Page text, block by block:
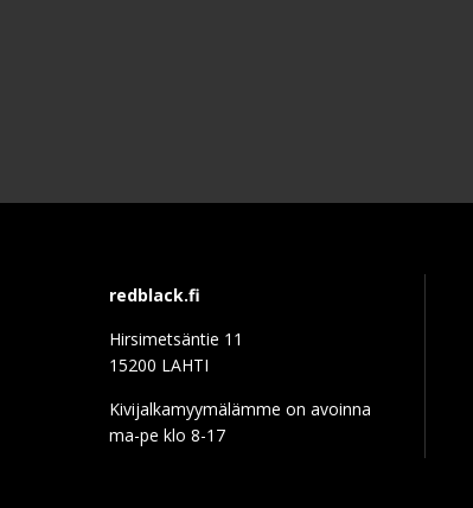
redblack.fi
Hirsimetsäntie 11
15200 LAHTI
Kivijalkamyymälämme on avoinna
ma-pe klo 8-17